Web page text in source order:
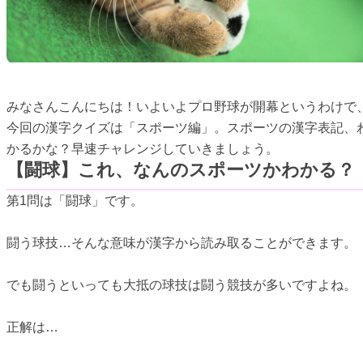
みなさんこんにちは！いよいよプロ野球が開幕というわけで
今回の漢字クイズは「スポーツ編」。スポーツの漢字表記、
かるかな？早速チャレンジしていきましょう。
【闘球】これ、なんのスポーツかわかる？
第1問は「闘球」です。
闘う球技…そんな意味が漢字から読み取ることができます。
でも闘うといっても大抵の球技は闘う競技が多いですよね。
正解は…